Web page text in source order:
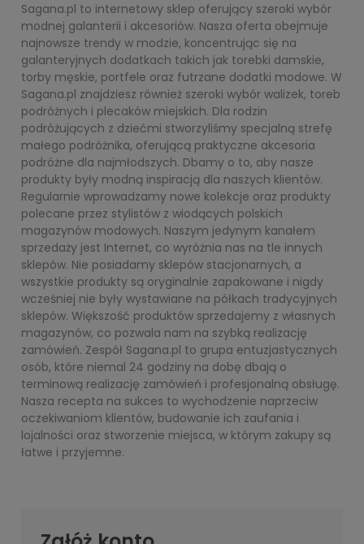
Sagana.pl to internetowy sklep oferujący szeroki wybór
modnej galanterii i akcesoriów. Nasza oferta obejmuje
najnowsze trendy w modzie, koncentrując się na
galanteryjnych dodatkach takich jak torebki damskie,
torby męskie, portfele oraz futrzane dodatki modowe. W
Sagana.pl znajdziesz również szeroki wybór walizek, toreb
podróżnych i plecaków miejskich. Dla rodzin
podróżujących z dziećmi stworzyliśmy specjalną strefę
małego podróżnika, oferującą praktyczne akcesoria
podróżne dla najmłodszych. Dbamy o to, aby nasze
produkty były modną inspiracją dla naszych klientów.
Regularnie wprowadzamy nowe kolekcje oraz produkty
polecane przez stylistów z wiodących polskich
magazynów modowych. Naszym jedynym kanałem
sprzedaży jest Internet, co wyróżnia nas na tle innych
sklepów. Nie posiadamy sklepów stacjonarnych, a
wszystkie produkty są oryginalnie zapakowane i nigdy
wcześniej nie były wystawiane na półkach tradycyjnych
sklepów. Większość produktów sprzedajemy z własnych
magazynów, co pozwala nam na szybką realizację
zamówień. Zespół Sagana.pl to grupa entuzjastycznych
osób, które niemal 24 godziny na dobę dbają o
terminową realizację zamówień i profesjonalną obsługę.
Nasza recepta na sukces to wychodzenie naprzeciw
oczekiwaniom klientów, budowanie ich zaufania i
lojalności oraz stworzenie miejsca, w którym zakupy są
łatwe i przyjemne.